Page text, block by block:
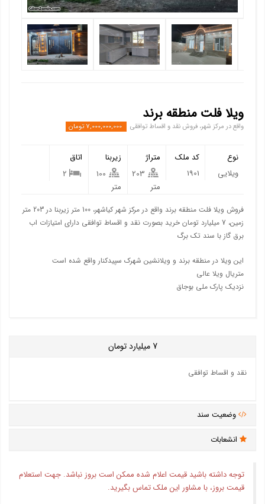
ویلا فلت منطقه برند
واقع در مرکز شهر، فروش نقد و اقساط توافقی
نوع
ویلایی
کد ملک
1901
متراژ
203
متر
زیربنا
100
متر
اتاق
2
فروش ویلا فلت منطقه برند واقع در مرکز شهر کیاشهر، 100 متر زیربنا در 203 متر
زمین، 7 میلیارد تومان خرید بصورت نقد و اقساط توافقی دارای امتیازات اب
برق گاز با سند تک برگ
این ویلا در منطقه برند و ویلانشین شهرک سپیدکنار واقع شده است
متریال ویلا عالی
نزدیک پارک ملی بوجاق
7 میلیارد تومان
نقد و اقساط توافقی
وضعیت سند
انشعابات
توجه داشته باشید قیمت اعلام شده ممکن است بروز نباشد. جهت استعلام
قیمت بروز، با مشاور این ملک تماس بگیرید.